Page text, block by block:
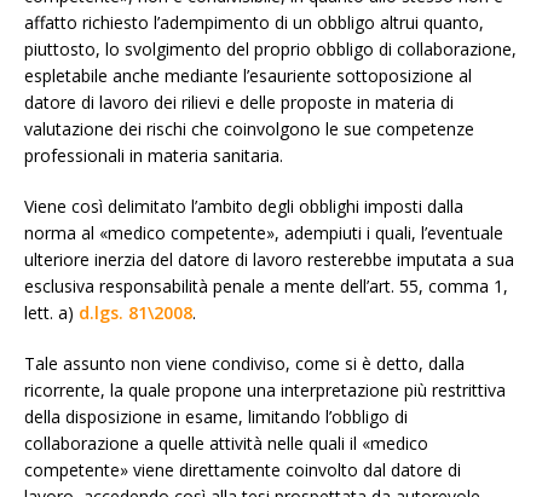
affatto richiesto l’adempimento di un obbligo altrui quanto,
piuttosto, lo svolgimento del proprio obbligo di collaborazione,
espletabile anche mediante l’esauriente sottoposizione al
datore di lavoro dei rilievi e delle proposte in materia di
valutazione dei rischi che coinvolgono le sue competenze
professionali in materia sanitaria.
Viene così delimitato l’ambito degli obblighi imposti dalla
norma al «medico competente», adempiuti i quali, l’eventuale
ulteriore inerzia del datore di lavoro resterebbe imputata a sua
esclusiva responsabilità penale a mente dell’art. 55, comma 1,
lett. a) d.lgs. 81\2008.
Tale assunto non viene condiviso, come si è detto, dalla
ricorrente, la quale propone una interpretazione più restrittiva
della disposizione in esame, limitando l’obbligo di
collaborazione a quelle attività nelle quali il «medico
competente» viene direttamente coinvolto dal datore di